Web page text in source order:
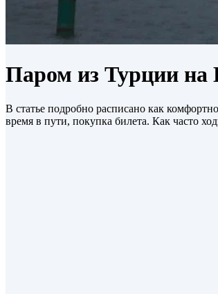
Паром из Турции на
В статье подробно расписано как
время в пути, покупка билета. Как часто